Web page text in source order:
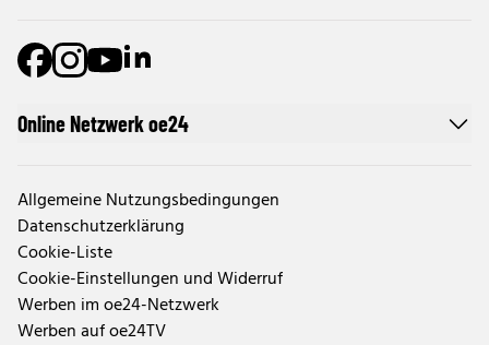
Online Netzwerk oe24
Allgemeine Nutzungsbedingungen
Datenschutzerklärung
Cookie-Liste
Cookie-Einstellungen und Widerruf
Werben im oe24-Netzwerk
Werben auf oe24TV